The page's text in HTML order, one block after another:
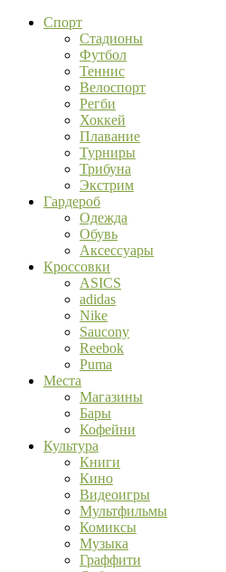
Спорт
Стадионы
Футбол
Теннис
Велоспорт
Регби
Хоккей
Плавание
Турниры
Трибуна
Экстрим
Гардероб
Одежда
Обувь
Аксессуары
Кроссовки
ASICS
adidas
Nike
Saucony
Reebok
Puma
Места
Магазины
Бары
Кофейни
Культура
Книги
Кино
Видеоигры
Мультфильмы
Комиксы
Музыка
Граффити